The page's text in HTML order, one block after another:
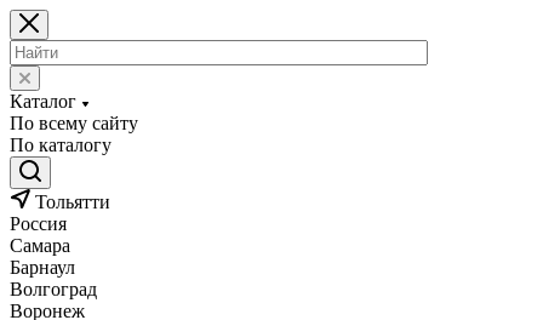
Каталог
По всему сайту
По каталогу
Тольятти
Россия
Самара
Барнаул
Волгоград
Воронеж